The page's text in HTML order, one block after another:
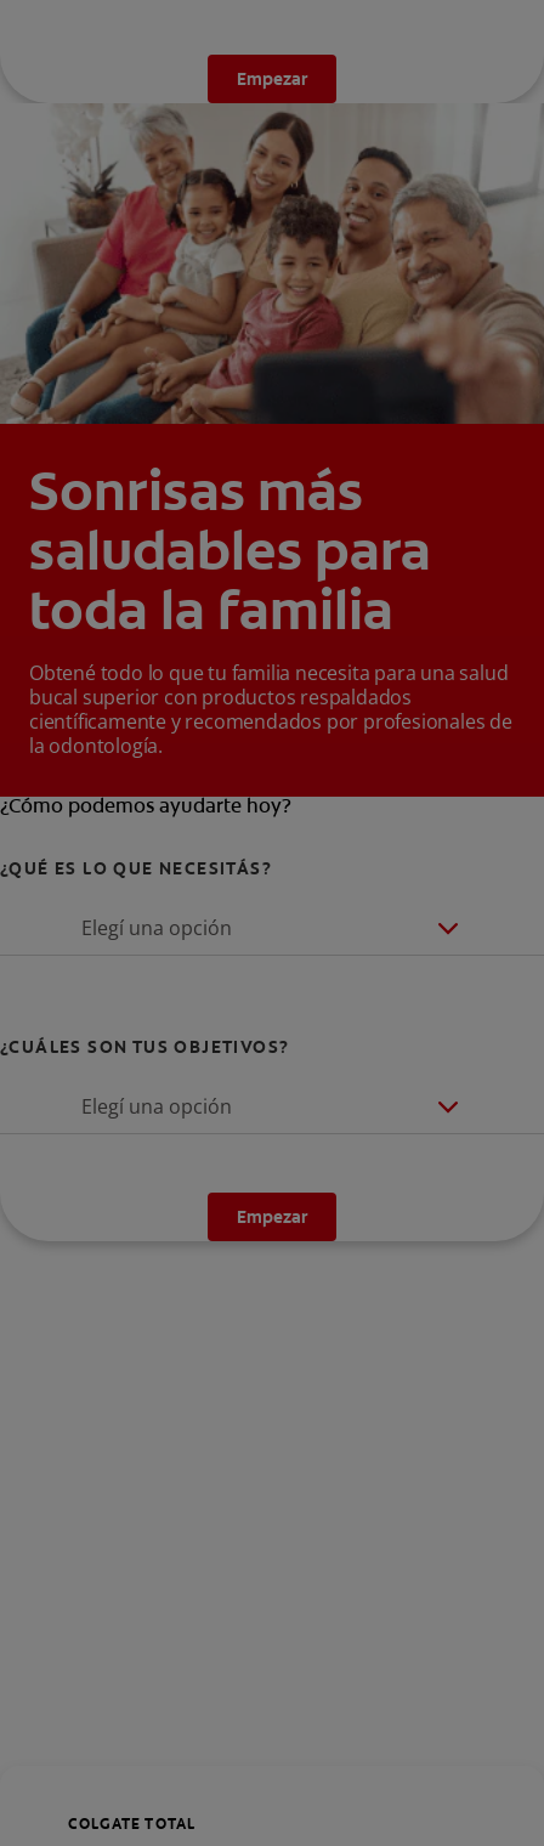
Empezar
Sonrisas más
saludables para
toda la familia
Obtené todo lo que tu familia necesita para una salud
bucal superior con productos respaldados
científicamente y recomendados por profesionales de
la odontología.
¿Cómo podemos ayudarte hoy?
¿QUÉ ES LO QUE NECESITÁS?
Elegí una opción
¿CUÁLES SON TUS OBJETIVOS?
Elegí una opción
Empezar
COLGATE TOTAL